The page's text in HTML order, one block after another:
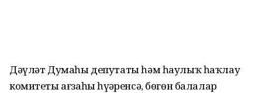
Дәүләт Думаһы депутаты һәм һаулыҡ һаҡлау
комитеты ағзаһы һүҙҙәренсә, бөгөн балалар